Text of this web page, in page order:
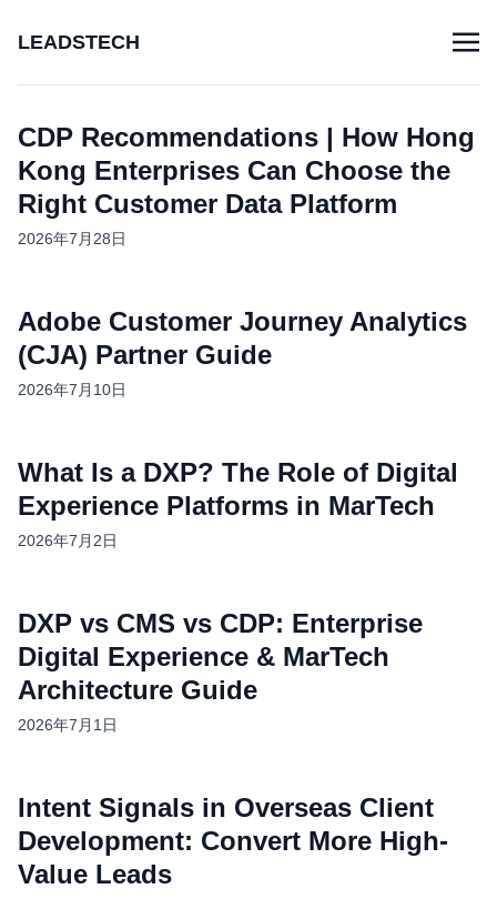
LEADSTECH
CDP Recommendations | How Hong
Kong Enterprises Can Choose the
Right Customer Data Platform
2026年7月28日
Adobe Customer Journey Analytics
(CJA) Partner Guide
2026年7月10日
What Is a DXP? The Role of Digital
Experience Platforms in MarTech
2026年7月2日
DXP vs CMS vs CDP: Enterprise
Digital Experience & MarTech
Architecture Guide
2026年7月1日
Intent Signals in Overseas Client
Development: Convert More High-
Value Leads